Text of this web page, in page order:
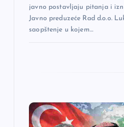
javno postavljaju pitanja i
Javno preduzeće Rad d.o.o.
saopštenje u kojem…